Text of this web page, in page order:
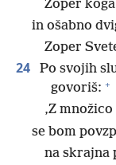
Zoper
in ošabno
Zoper
24
Po svojih
govoriš: +
‚Z
se bom
na skrajna